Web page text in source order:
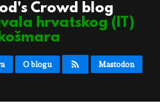
Crowd blog
hrvatskog (IT)
O blogu Mastodon